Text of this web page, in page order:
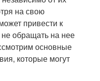
на свою
привести к
обращать на нее
основные
которые могут